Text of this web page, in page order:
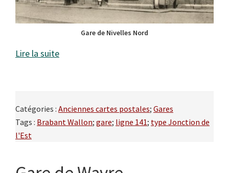
Gare de Nivelles Nord
Lire la suite
Catégories : Anciennes cartes postales; Gares
Tags : Brabant Wallon; gare; ligne 141; type Jonction de
l'Est